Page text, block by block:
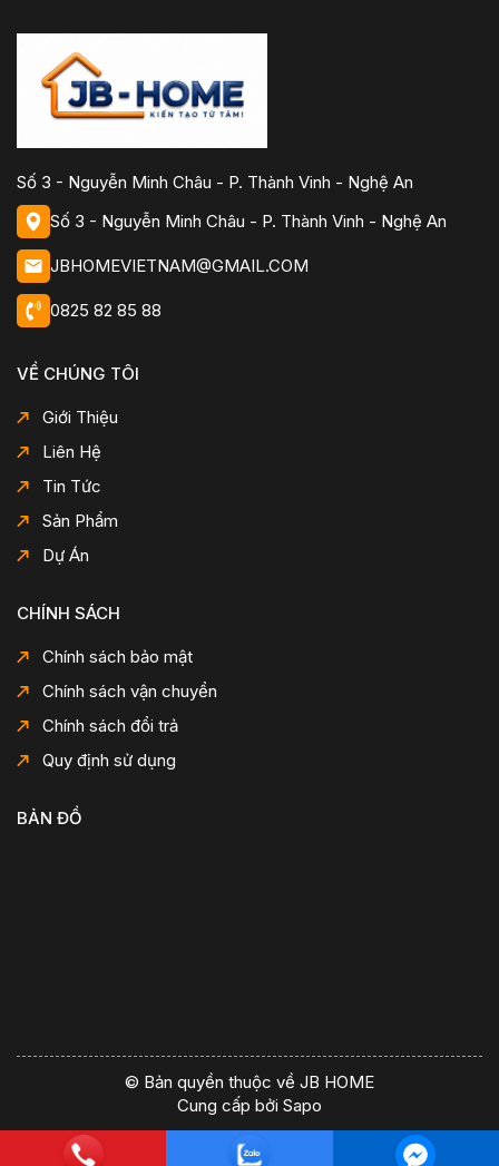
Số 3 - Nguyễn Minh Châu - P. Thành Vinh - Nghệ An
Số 3 - Nguyễn Minh Châu - P. Thành Vinh - Nghệ An
JBHOMEVIETNAM@GMAIL.COM
0825 82 85 88
VỀ CHÚNG TÔI
Giới Thiệu
Liên Hệ
Tin Tức
Sản Phẩm
Dự Án
CHÍNH SÁCH
Chính sách bảo mật
Chính sách vận chuyển
Chính sách đổi trả
Quy định sử dụng
BẢN ĐỒ
© Bản quyền thuộc về JB HOME
Cung cấp bởi Sapo